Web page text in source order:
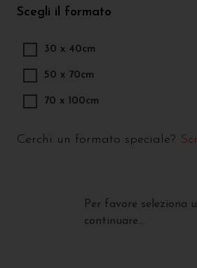
Scegli il formato
30 x 40cm
50 x 70cm
70 x 100cm
Cerchi un formato speciale?
Per favore seleziona
continuare...